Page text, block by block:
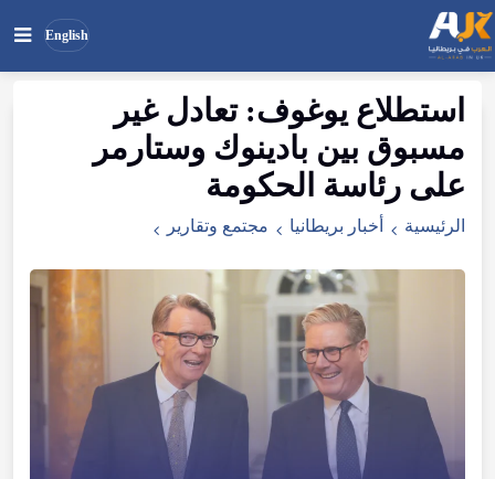
English
ابحث
في
الموقع
استطلاع يوغوف: تعادل غير
مسبوق بين بادينوك وستارمر
على رئاسة الحكومة
الرئيسية أخبار بريطانيا مجتمع وتقارير